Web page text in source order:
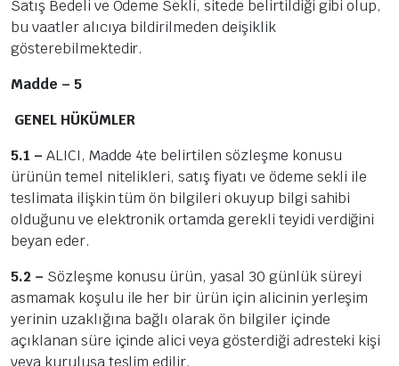
Satış Bedeli ve Ödeme Sekli, sitede belirtildiği gibi olup,
bu vaatler alıcıya bildirilmeden deişiklik
gösterebilmektedir.
Madde – 5
GENEL HÜKÜMLER
5.1 – ALICI, Madde 4te belirtilen sözleşme konusu
ürünün temel nitelikleri, satış fiyatı ve ödeme sekli ile
teslimata ilişkin tüm ön bilgileri okuyup bilgi sahibi
olduğunu ve elektronik ortamda gerekli teyidi verdiğini
beyan eder.
5.2 – Sözleşme konusu ürün, yasal 30 günlük süreyi
asmamak koşulu ile her bir ürün için alicinin yerleşim
yerinin uzaklığına bağlı olarak ön bilgiler içinde
açıklanan süre içinde alici veya gösterdiği adresteki kişi
veya kuruluşa teslim edilir.